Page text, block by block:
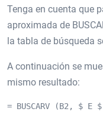
Tenga en cuenta que
aproximada de
la tabla de búsqueda
A continuación se
mismo resultado:
= BUSCARV (B2, $